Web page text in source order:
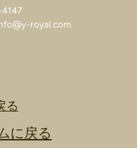
royal.com
る
に戻る